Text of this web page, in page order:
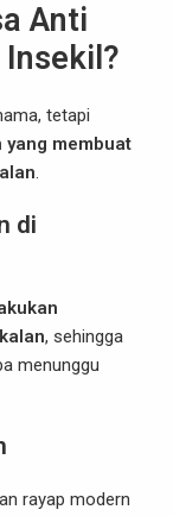
Anti
Insekil?
tetapi
yang membuat
.
di
, sehingga
menunggu
rayap modern